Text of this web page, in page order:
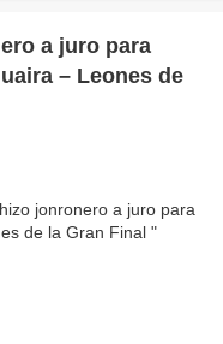
a juro para
– Leones de